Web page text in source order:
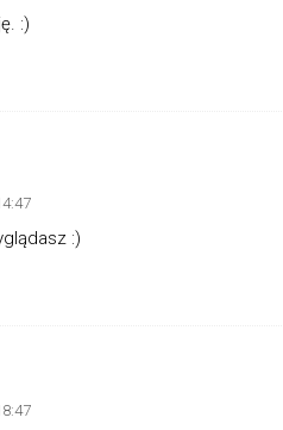
:)
:)